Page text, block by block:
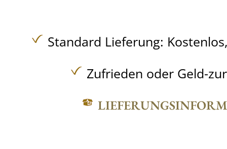
Standard Lieferung:
Zufrieden oder Geld-